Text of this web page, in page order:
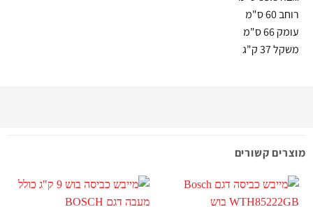
רוחב 60 ס"מ
עומק 66 ס"מ
משקל 37 ק"ג
מוצרים קשורים